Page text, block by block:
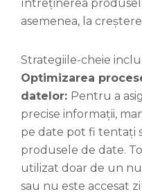
întreținerea
asemenea, la
Strategiile-cheie
Optimizarea
datelor: Pentru a
precise informații,
pe date pot fi tentați
produsele de date.
utilizat doar de un
sau nu este accesat